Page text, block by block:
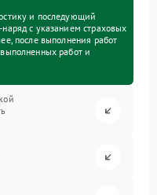
и последующий
с указанием страховых
после выполнения работ
работ и